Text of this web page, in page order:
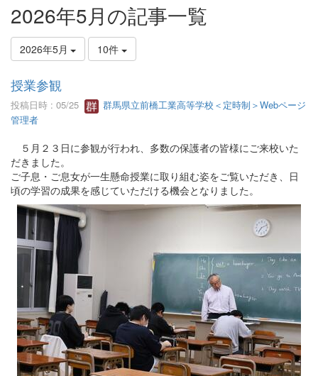
2026年5月の記事一覧
2026年5月 10件
授業参観
投稿日時 : 05/25
群馬県立前橋工業高等学校＜定時制＞Webページ
管理者
５月２３日に参観が行われ、多数の保護者の皆様にご来校いた
だきました。
ご子息・ご息女が一生懸命授業に取り組む姿をご覧いただき、日
頃の学習の成果を感じていただける機会となりました。